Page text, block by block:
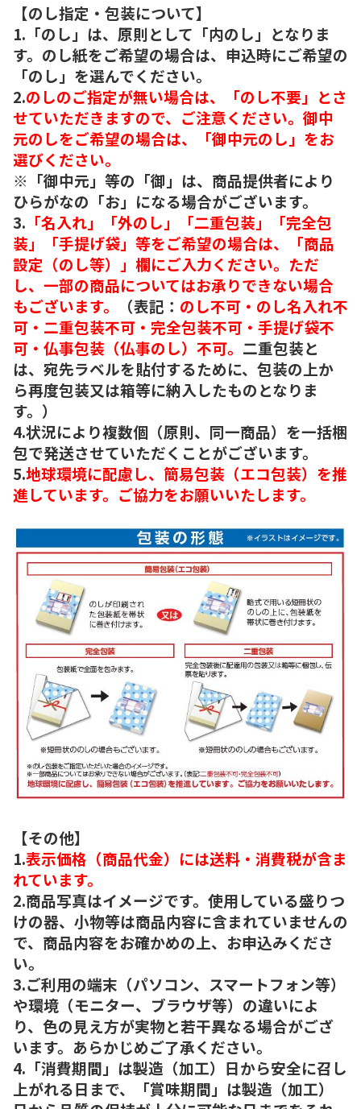
【のし指定・包装について】
1.「のし」は、原則として「内のし」となりま
す。のし紙をご希望の場合は、申込時にご希望の
「のし」を選んでください。
2.のしのご指定が無い場合は、「のし不要」とさ
せていただきますので、ご注意ください。御中
元のしをご希望の場合は、「御中元のし」をお
選びください。
※「御中元」等の「御」は、商品提供者により
ひらがなの「お」になる場合がございます。
3. 「名入れ」「外のし」「二重包装」「完全包
装」「手提げ袋」等をご希望の場合は、「商品
設定（のし等）」欄にご入力ください。ただ
し、一部の商品についてはお承りできない場合
もございます。
（表記： のし不可・のし名入れ不
可・二重包装不可・完全包装不可・手提げ袋不
可・仏事包装（仏事のし）不可。 二重包装と
は、宛先ラベルを貼付するために、包装の上か
ら再度包装又は箱等に納入したものとなりま
す。）
4.状況により複数個（原則、同一商品）を一括梱
包で発送させていただくことがございます。
5.地球環境に配慮し、簡易包装（エコ包装）を推
進しています。ご協力をお願いいたします。
【その他】
1.表示価格（商品代金）には送料・消費税が含ま
れています。
2.商品写真はイメージです。使用している盛りつ
けの器、小物等は商品内容に含まれていませんの
で、商品内容をお確かめの上、お申込みくださ
い。
3.ご利用の端末（パソコン、スマートフォン等）
や環境（モニター、ブラウザ等）の違いによ
り、色の見え方が実物と若干異なる場合がござ
います。あらかじめご了承ください。
4.「消費期間」は製造（加工）日から安全に召し
上がれる日まで、「賞味期間」は製造（加工）